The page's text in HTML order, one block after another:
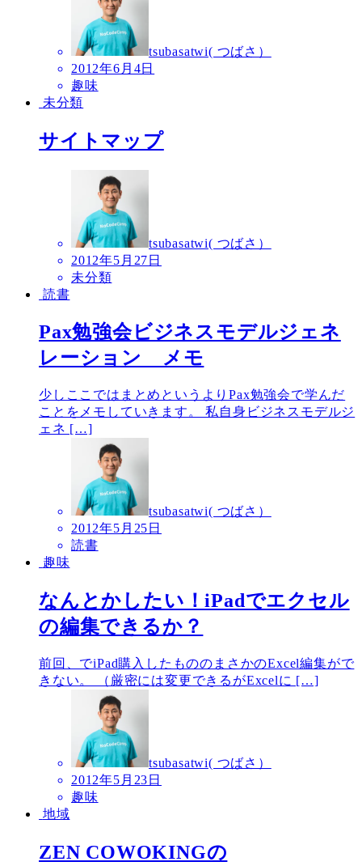
tsubasatwi( つばさ）
2012年6月4日
趣味
未分類
サイトマップ
tsubasatwi( つばさ）
2012年5月27日
未分類
読書
Pax勉強会ビジネスモデルジェネ
レーション メモ
少しここではまとめというよりPax勉強会で学んだ
ことをメモしていきます。 私自身ビジネスモデルジ
ェネ […]
tsubasatwi( つばさ）
2012年5月25日
読書
趣味
なんとかしたい！iPadでエクセル
の編集できるか？
前回、でiPad購入したもののまさかのExcel編集がで
きない。 （厳密には変更できるがExcelに […]
tsubasatwi( つばさ）
2012年5月23日
趣味
地域
ZEN COWOKINGの